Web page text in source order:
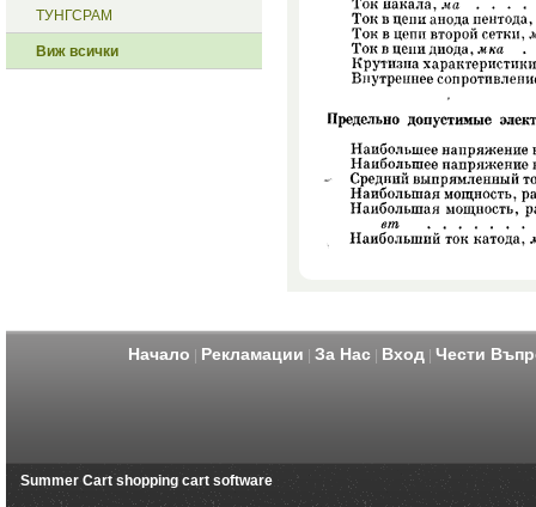
ТУНГСРАМ
Виж всички
Начало Рекламации За Нас| Вход| Чести
Summer Cart shopping cart software